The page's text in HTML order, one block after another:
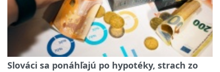
Slováci sa ponáhľajú po hypotéky, strach zo